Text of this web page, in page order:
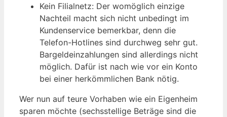
Kein Filialnetz: Der womöglich einzige
Nachteil macht sich nicht unbedingt im
Kundenservice bemerkbar, denn die
Telefon-Hotlines sind durchweg sehr gut.
Bargeldeinzahlungen sind allerdings nicht
möglich. Dafür ist nach wie vor ein Konto
bei einer herkömmlichen Bank nötig.
Wer nun auf teure Vorhaben wie ein Eigenheim
sparen möchte (sechsstellige Beträge sind die